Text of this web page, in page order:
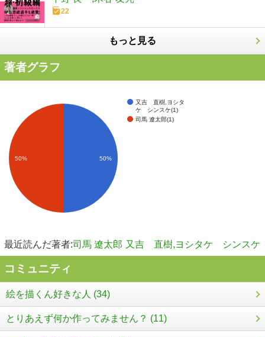
22
もっと見る
著者グラフ
又吉 直樹,ヨシタ
ケ シンスケ(1)
司馬 遼太郎(1)
50% 50%
最近読んだ著者:司馬 遼太郎 又吉 直樹,ヨシタケ シンスケ
コミュニティ
絵を描くん好きな人 (34)
とりあえず何か作ってみません？ (11)